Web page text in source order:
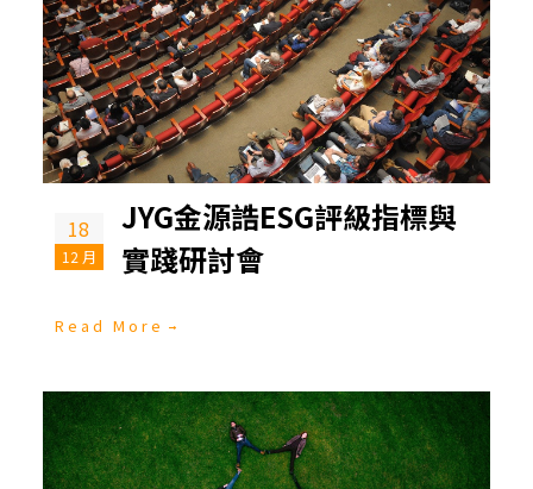
18
12 月
JYG金源誥ESG評級指標與
實踐研討會
Read More